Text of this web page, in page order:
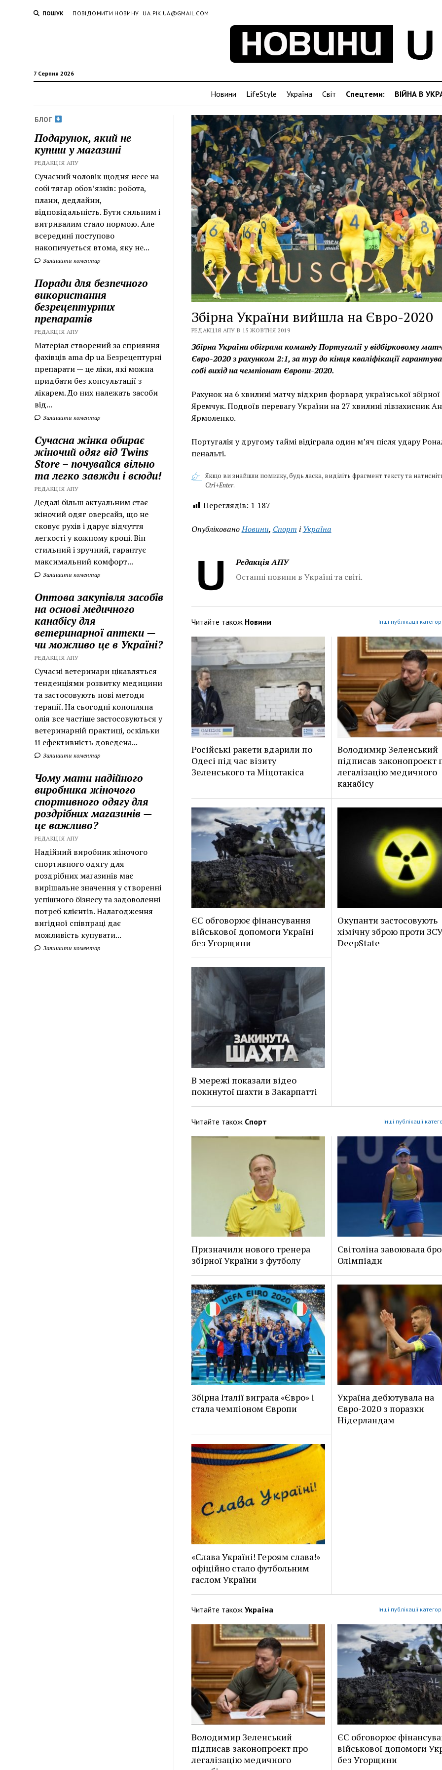
ПОШУК ПОВІДОМИТИ НОВИНУ UA.PIK.UA@GMAIL.COM
7 Серпня 2026
Новини LifeStyle Україна Світ Спецтеми: ВІЙНА В
БЛОГ
Подарунок, який не
купиш у магазині
РЕДАКЦІЯ АПУ
Сучасний чоловік щодня несе на
собі тягар обов’язків: робота,
плани, дедлайни,
відповідальність. Бути сильним і
витривалим стало нормою. Але
всередині поступово
накопичується втома, яку не...
Залишити коментар
Поради для безпечного
використання
безрецептурних
препаратів
РЕДАКЦІЯ АПУ
Матеріал створений за сприяння
фахівців ama dp ua Безрецептурні
препарати — це ліки, які можна
придбати без консультації з
лікарем. До них належать засоби
від...
Залишити коментар
Сучасна жінка обирає
жіночий одяг від Twins
Store – почувайся вільно
та легко завжди і всюди!
РЕДАКЦІЯ АПУ
Дедалі більш актуальним стає
жіночий одяг оверсайз, що не
сковує рухів і дарує відчуття
легкості у кожному кроці. Він
стильний і зручний, гарантує
максимальний комфорт...
Залишити коментар
Оптова закупівля засобів
на основі медичного
канабісу для
ветеринарної аптеки —
чи можливо це в Україні?
РЕДАКЦІЯ АПУ
Сучасні ветеринари цікавляться
тенденціями розвитку медицини
та застосовують нові методи
терапії. На сьогодні конопляна
олія все частіше застосовуються у
ветеринарній практиці, оскільки
її ефективність доведена...
Залишити коментар
Чому мати надійного
виробника жіночого
спортивного одягу для
роздрібних магазинів —
це важливо?
РЕДАКЦІЯ АПУ
Надійний виробник жіночого
спортивного одягу для
роздрібних магазинів має
вирішальне значення у створенні
успішного бізнесу та задоволенні
потреб клієнтів. Налагодження
вигідної співпраці дає
можливість купувати...
Залишити коментар
Збірна України вийшла на Євро-2020
РЕДАКЦІЯ АПУ В 15 ЖОВТНЯ 2019
Збірна України обіграла команду Португалії у відбірковому
Євро-2020 з рахунком 2:1, за тур до кінця кваліфікації
собі вихід на чемпіонат Європи-2020.
Рахунок на 6 хвилині матчу відкрив форвард української
Яремчук. Подвоїв перевагу України на 27 хвилині півзахисник
Ярмоленко.
Португалія у другому таймі відіграла один м’яч після удару
пенальті.
Якщо ви знайшли помилку, будь ласка, виділіть фрагмент тексту та
Ctrl+Enter.
Переглядів: 1 187
ОпублікованоНовини, Спорт іУкраїна
Редакція АПУ
Останні новини в Україні та світі.
Читайте також Новини Інші публікації
Російські ракети вдарили по
Одесі під час візиту
Зеленського та Міцотакіса
Володимир Зеленський
підписав законопроєкт
легалізацію медичного
канабісу
ЄС обговорює фінансування
військової допомоги Україні
без Угорщини
Окупанти застосовують
хімічну зброю проти
DeepState
В мережі показали відео
покинутої шахти в Закарпатті
Читайте також Спорт Інші публікації
Призначили нового тренера
збірної України з футболу
Світоліна завоювала
Олімпіади
Збірна Італії виграла «Євро» і
стала чемпіоном Європи
Україна дебютувала на
Євро-2020 з поразки
Нідерландам
«Слава Україні! Героям слава!»
офіційно стало футбольним
гаслом України
Читайте також Україна Інші публікації
Володимир Зеленський
підписав законопроєкт про
легалізацію медичного
ЄС обговорює
військової допомоги
без Угорщини